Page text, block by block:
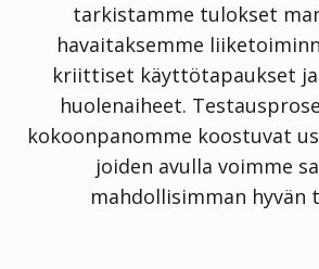
tarkistamme tulokset
havaitaksemme
kriittiset käyttötapaukset
huolenaiheet.
kokoonpanomme koostuvat
joiden avulla voimme
mahdollisimman hyvän